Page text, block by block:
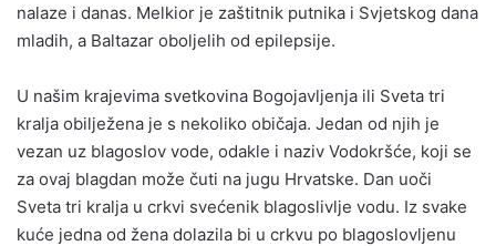
nalaze i danas. Melkior je zaštitnik putnika i Svjetskog dana
mladih, a Baltazar oboljelih od epilepsije.
U našim krajevima svetkovina Bogojavljenja ili Sveta tri
kralja obilježena je s nekoliko običaja. Jedan od njih je
vezan uz blagoslov vode, odakle i naziv Vodokršće, koji se
za ovaj blagdan može čuti na jugu Hrvatske. Dan uoči
Sveta tri kralja u crkvi svećenik blagoslivlje vodu. Iz svake
kuće jedna od žena dolazila bi u crkvu po blagoslovljenu